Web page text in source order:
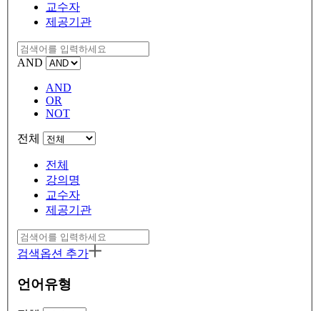
교수자
제공기관
AND
AND
OR
NOT
전체
전체
강의명
교수자
제공기관
검색옵션 추가
언어유형